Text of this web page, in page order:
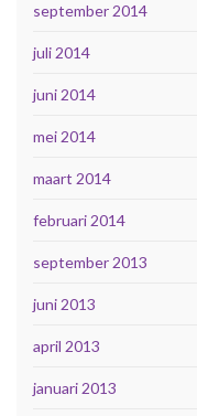
september 2014
juli 2014
juni 2014
mei 2014
maart 2014
februari 2014
september 2013
juni 2013
april 2013
januari 2013